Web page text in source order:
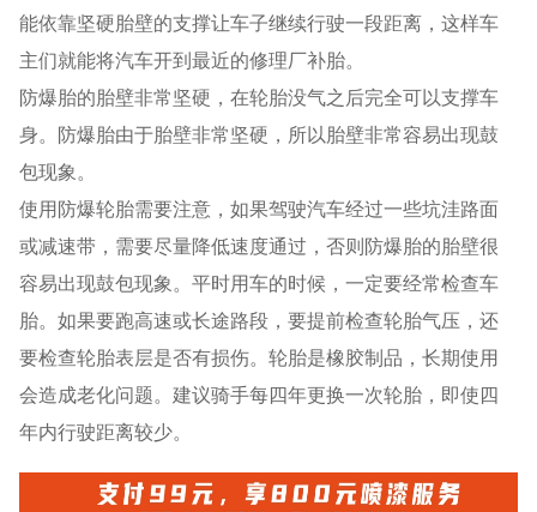
能依靠坚硬胎壁的支撑让车子继续行驶一段距离，这样车
主们就能将汽车开到最近的修理厂补胎。
防爆胎的胎壁非常坚硬，在轮胎没气之后完全可以支撑车
身。防爆胎由于胎壁非常坚硬，所以胎壁非常容易出现鼓
包现象。
使用防爆轮胎需要注意，如果驾驶汽车经过一些坑洼路面
或减速带，需要尽量降低速度通过，否则防爆胎的胎壁很
容易出现鼓包现象。平时用车的时候，一定要经常检查车
胎。如果要跑高速或长途路段，要提前检查轮胎气压，还
要检查轮胎表层是否有损伤。轮胎是橡胶制品，长期使用
会造成老化问题。建议骑手每四年更换一次轮胎，即使四
年内行驶距离较少。